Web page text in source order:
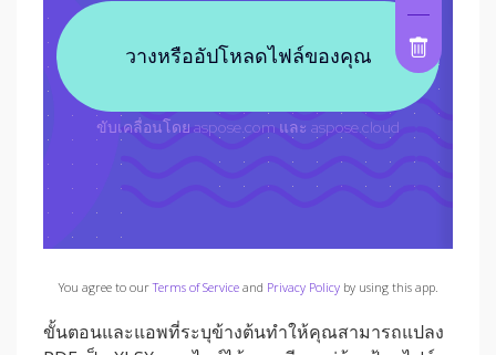
You agree to ourTerms of Serviceand Privacy Policyby using this app.
ขั้นตอนและแอพที่ระบุข้างต้นทำให้คุณสามารถแปลง